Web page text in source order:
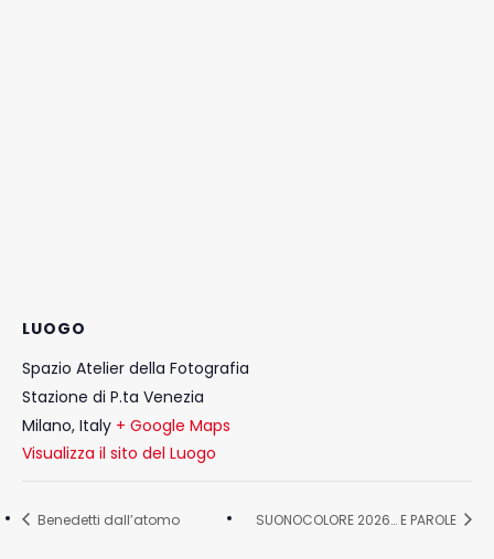
LUOGO
Spazio Atelier della Fotografia
Stazione di P.ta Venezia
Milano, Italy + Google Maps
Visualizza il sito del Luogo
Benedetti dall’atomo SUONOCOLORE 2026… E PAROLE